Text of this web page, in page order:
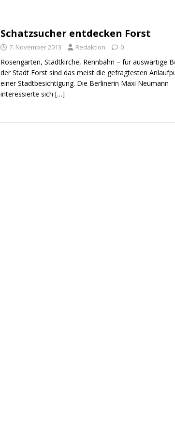
Schatzsucher entdecken Forst
7. November 2013 Redaktion 0
Rosengarten, Stadtkirche, Rennbahn – für auswärtige
der Stadt Forst sind das meist die gefragtesten
einer Stadtbesichtigung. Die Berlinerin Maxi Neumann
interessierte sich […]